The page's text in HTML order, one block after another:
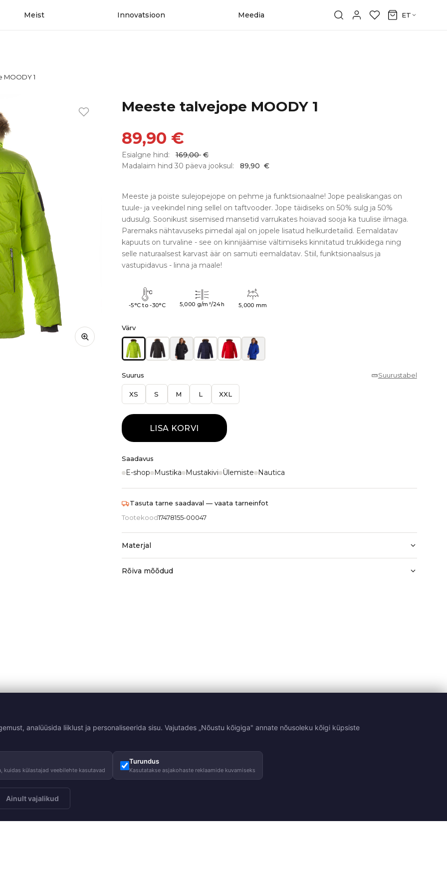
Meist Innovatsioon Meedia ET
1
Meeste talvejope MOODY 1
89,90 €
Esialgne hind: 169,00 €
Madalaim hind 30 päeva jooksul:
89,90 €
Meeste ja poiste sulejopejope on pehme ja funktsionaalne! Jope pealiskangas on
tuule- ja veekindel ning sellel on taftvooder. Jope täidiseks on 50% sulg ja 50%
udusulg. Soonikust sisemised mansetid varrukates hoiavad sooja ka tuulise ilmaga.
Paremaks nähtavuseks pimedal ajal on jopele lisatud helkurdetailid. Eemaldatav
kapuuts on turvaline - see on kinnijäämise vältimiseks kinnitatud trukkidega ning
selle naturaalsest karvast äär on samuti eemaldatav. Stiil, funktsionaalsus ja
vastupidavus - linna ja maale!
-5°C to -30°C 5,000 g/m²/24h 5,000 mm
Värv
Suurus Suurustabel
XS S M L XXL
LISA KORVI
Saadavus
E-shop Mustika Mustakivi Ülemiste Nautica
Tasuta tarne saadaval — vaata tarneinfot
Tootekood17478155-00047
Materjal
Rõiva mõõdud
analüüsida liiklust ja personaliseerida sisu. Vajutades „Nõustu kõigiga" annate nõusoleku kõigi küpsiste
kuidas külastajad veebilehte kasutavad
Turundus
Kasutatakse asjakohaste reklaamide kuvamiseks
Ainult vajalikud